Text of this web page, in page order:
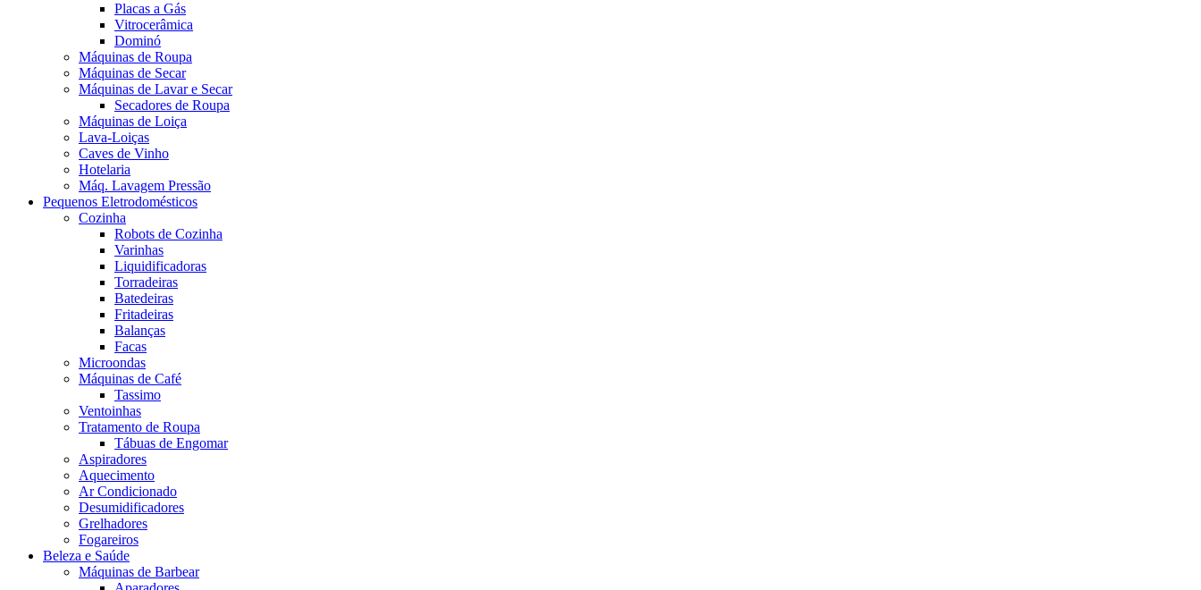
Placas a Gás
Vitrocerâmica
Dominó
Máquinas de Roupa
Máquinas de Secar
Máquinas de Lavar e Secar
Secadores de Roupa
Máquinas de Loiça
Lava-Loiças
Caves de Vinho
Hotelaria
Máq. Lavagem Pressão
Pequenos Eletrodomésticos
Cozinha
Robots de Cozinha
Varinhas
Liquidificadoras
Torradeiras
Batedeiras
Fritadeiras
Balanças
Facas
Microondas
Máquinas de Café
Tassimo
Ventoinhas
Tratamento de Roupa
Tábuas de Engomar
Aspiradores
Aquecimento
Ar Condicionado
Desumidificadores
Grelhadores
Fogareiros
Beleza e Saúde
Máquinas de Barbear